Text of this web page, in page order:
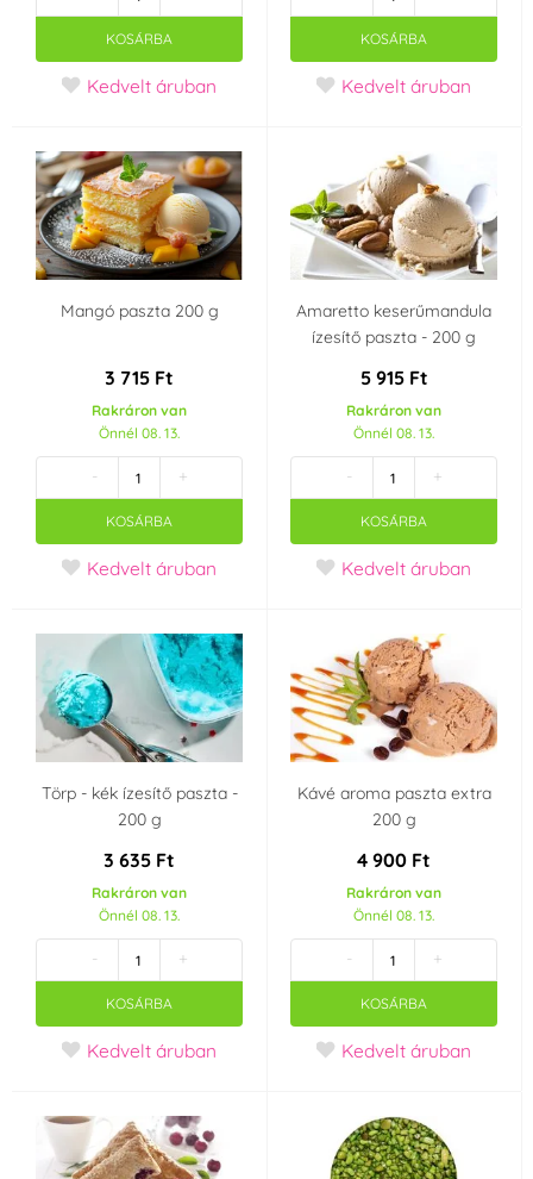
KOSÁRBA
Kedvelt áruban
KOSÁRBA
Kedvelt áruban
Mangó paszta 200 g
3 715 Ft
Rakráron van
Önnél 08. 13.
- +
KOSÁRBA
Kedvelt áruban
Amaretto keserűmandula
ízesítő paszta - 200 g
5 915 Ft
Rakráron van
Önnél 08. 13.
- +
KOSÁRBA
Kedvelt áruban
Törp - kék ízesítő paszta -
200 g
3 635 Ft
Rakráron van
Önnél 08. 13.
- +
KOSÁRBA
Kedvelt áruban
Kávé aroma paszta extra
200 g
4 900 Ft
Rakráron van
Önnél 08. 13.
- +
KOSÁRBA
Kedvelt áruban